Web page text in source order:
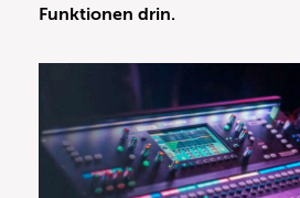
Funktionen drin.